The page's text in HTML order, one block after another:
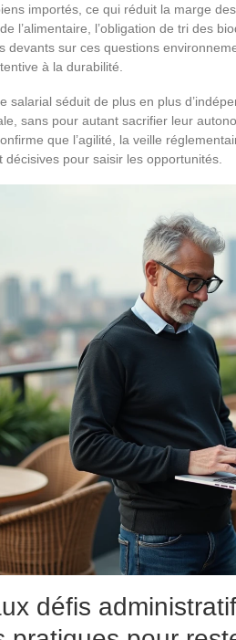
importés, ce qui réduit la marge
l’alimentaire, l’obligation de tri des
devants sur ces questions
à la durabilité.
salarial séduit de plus en plus
sans pour autant sacrifier leur
que l’agilité, la veille
décisives pour saisir les opportunités.
défis